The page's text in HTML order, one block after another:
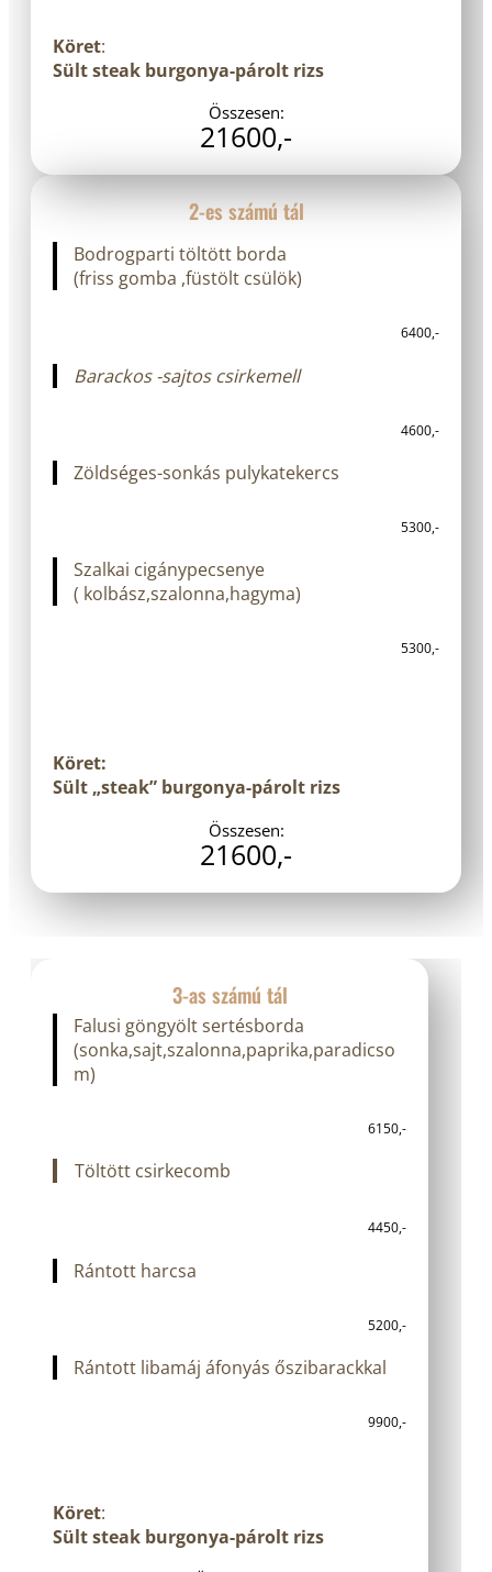
Köret:
Sült steak burgonya-párolt rizs
Összesen:
21600,-
2-es számú tál
Bodrogparti töltött borda
(friss gomba ,füstölt csülök)
6400,-
Barackos -sajtos csirkemell
4600,-
Zöldséges-sonkás pulykatekercs
5300,-
Szalkai cigánypecsenye
( kolbász,szalonna,hagyma)
5300,-
Köret:
Sült „steak” burgonya-párolt rizs
Összesen:
21600,-
3-as számú tál
Falusi göngyölt sertésborda
(sonka,sajt,szalonna,paprika,paradicso
m)
6150,-
Töltött csirkecomb
4450,-
Rántott harcsa
5200,-
Rántott libamáj áfonyás őszibarackkal
9900,-
Köret:
Sült steak burgonya-párolt rizs